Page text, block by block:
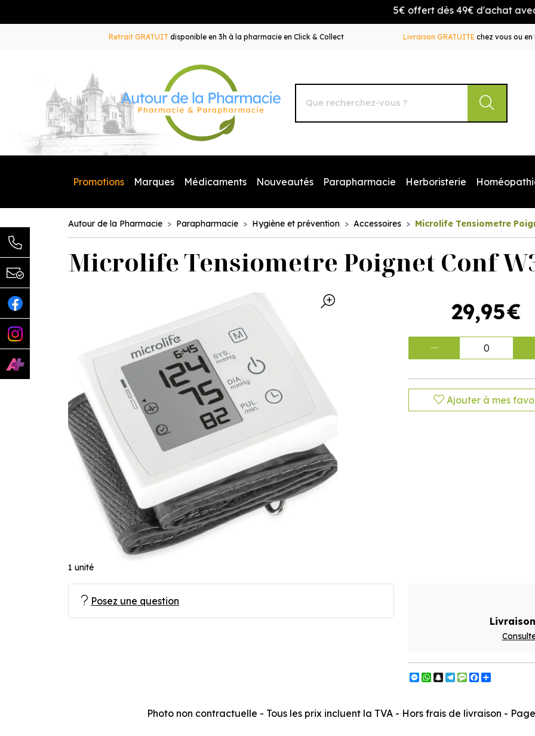
5€ offert dès 49€ d'achat avec le
Retrait GRATUIT disponible en 3h à la pharmacie en Click & Collect Livraison GRATUITE chez vous ou
Autour de la Pharmacie Votre pharmacie en ligne à
Promotions Marques Médicaments Nouveautés Parapharmacie Herboristerie
Autour de la Pharmacie Parapharmacie Hygiène et prévention Accessoires Microlife Tensiometre
Microlife Tensiometre Poignet Conf
1 unité
29,95€
0
Ajouter à mes
Posez une question
Messenger
WhatsApp
Snapchat
Telegram
Message
Facebook
Photo non contractuelle - Tous les prix incluent la TVA - Hors frais de livraison -